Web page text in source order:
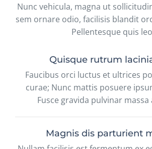
Nunc vehicula, magna ut
sem ornare odio, facilisis blandit
Pellentesque quis
Quisque rutrum
Faucibus orci luctus et ultrices
curae; Nunc mattis posuere
Fusce gravida pulvinar massa
Magnis dis parturient